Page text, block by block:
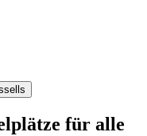
für alle